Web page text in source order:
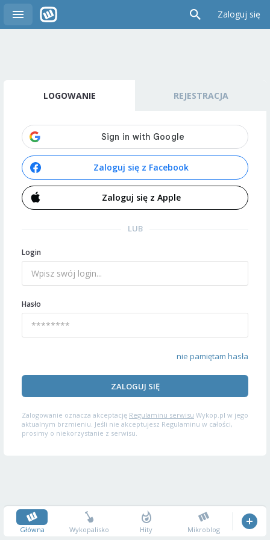
Zaloguj się
LOGOWANIE REJESTRACJA
Zaloguj się z Facebook
Zaloguj się z Apple
LUB
Login
Hasło
nie pamiętam hasła
ZALOGUJ SIĘ
Zalogowanie oznacza akceptację Regulaminu serwisu Wykop.pl w jego
aktualnym brzmieniu. Jeśli nie akceptujesz Regulaminu w całości,
prosimy o niekorzystanie z serwisu.
Główna Wykopalisko Hity Mikroblog